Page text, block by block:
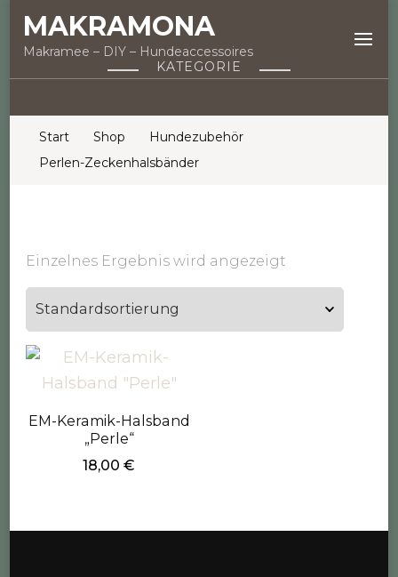
MAKRAMONA
Makramee – DIY – Hundeaccessoires
KATEGORIE
Start Shop
Hundezubehör
Perlen-Zeckenhalsbänder
Einzelnes Ergebnis wird angezeigt
EM-Keramik-Halsband
„Perle“
18,00€